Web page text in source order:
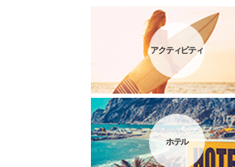
アクティビティ
ホテル